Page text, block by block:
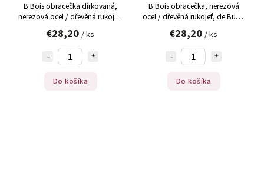
B Bois obracečka dírkovaná,
nerezová ocel / dřevěná rukojeť,
de Buyer (2701.06), 1 ks
€28,20 / ks
Do košíka
B Bois obracečka, nerezová
ocel / dřevěná rukojeť, de Buyer
(2701.05), 1 ks
€28,20 / ks
Do košíka